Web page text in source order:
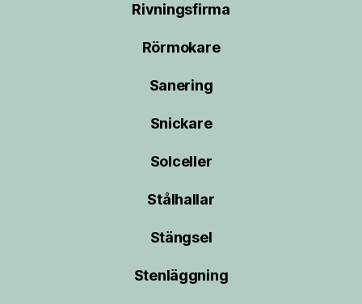
Rivningsfirma
Rörmokare
Sanering
Snickare
Solceller
Stålhallar
Stängsel
Stenläggning